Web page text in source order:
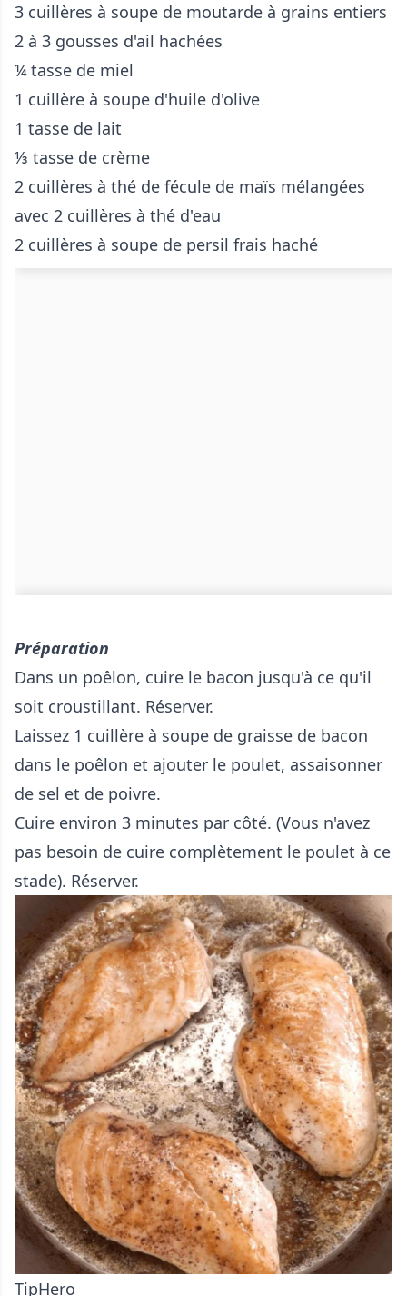
3 cuillères à soupe de moutarde à grains entiers
2 à 3 gousses d'ail hachées
¼ tasse de miel
1 cuillère à soupe d'huile d'olive
1 tasse de lait
⅓ tasse de crème
2 cuillères à thé de fécule de maïs mélangées
avec 2 cuillères à thé d'eau
2 cuillères à soupe de persil frais haché
Préparation
Dans un poêlon, cuire le bacon jusqu'à ce qu'il
soit croustillant. Réserver.
Laissez 1 cuillère à soupe de graisse de bacon
dans le poêlon et ajouter le poulet, assaisonner
de sel et de poivre.
Cuire environ 3 minutes par côté. (Vous n'avez
pas besoin de cuire complètement le poulet à ce
stade). Réserver.
TipHero